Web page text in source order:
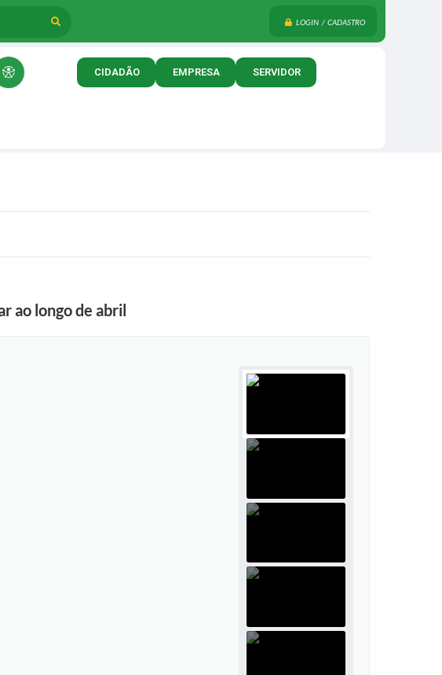
LOGIN / CADASTRO
CIDADÃO EMPRESA SERVIDOR
ao longo de abril